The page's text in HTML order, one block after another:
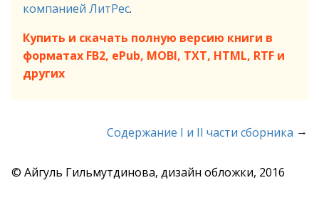
компанией ЛитРес.
Купить и скачать полную версию книги в
форматах FB2, ePub, MOBI, TXT, HTML, RTF и
других
Содержание I и II части сборника →
© Айгуль Гильмутдинова, дизайн обложки, 2016